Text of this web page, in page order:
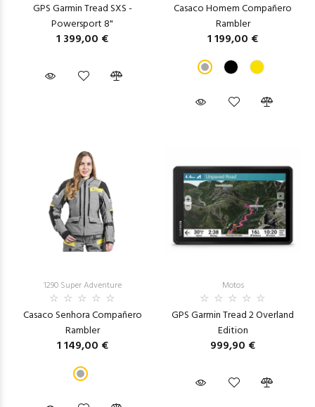
GPS Garmin Tread SXS -
Powersport 8"
1 399,00 €
Casaco Homem Compañero
Rambler
1 199,00 €
1290 Super Adventure
Casaco Senhora Compañero
Rambler
1 149,00 €
Motos
GPS Garmin Tread 2 Overland
Edition
999,90 €